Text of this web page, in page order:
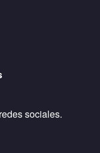
sociales.